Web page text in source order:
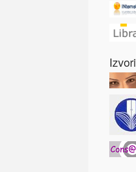
Izvori